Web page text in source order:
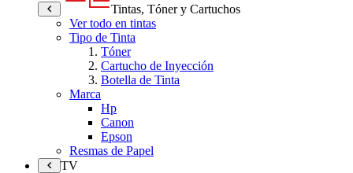
Tintas, Tóner y Cartuchos
Ver todo en tintas
Tipo de Tinta
Tóner
Cartucho de Inyección
Botella de Tinta
Marca
Hp
Canon
Epson
Resmas de Papel
TV